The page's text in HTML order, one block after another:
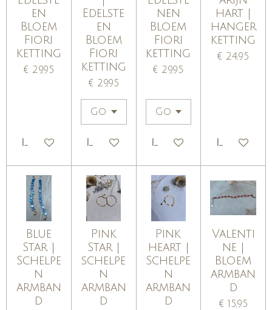
en
Bloem
Fiori
ketting
€ 29,95
IN WINKELWAGEN
Edelste
en
Bloem
Fiori
ketting
€ 29,95
IN WINKELWAGEN
nen
Bloem
Fiori
ketting
€ 29,95
IN WINKELWAGEN
hart |
hanger
ketting
€ 24,95
IN
Blue
Star |
Schelpe
n
armban
d
Pink
Star |
schelpe
n
armban
d
Pink
heart |
Schelpe
n
armban
d
Valenti
ne |
Bloem
armban
d
€ 15,95